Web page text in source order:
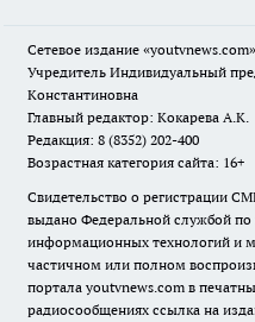
Сетевое издание «youtvnews.com»
Учредитель Индивидуальный
Константиновна
Главный редактор: Кокарева А.К.
Редакция: 8 (8352) 202-400
Возрастная категория сайта: 16+
Свидетельство о регистрации
выдано Федеральной службой по
информационных технологий и
частичном или полном
портала youtvnews.com в
радиосообщениях ссылка на